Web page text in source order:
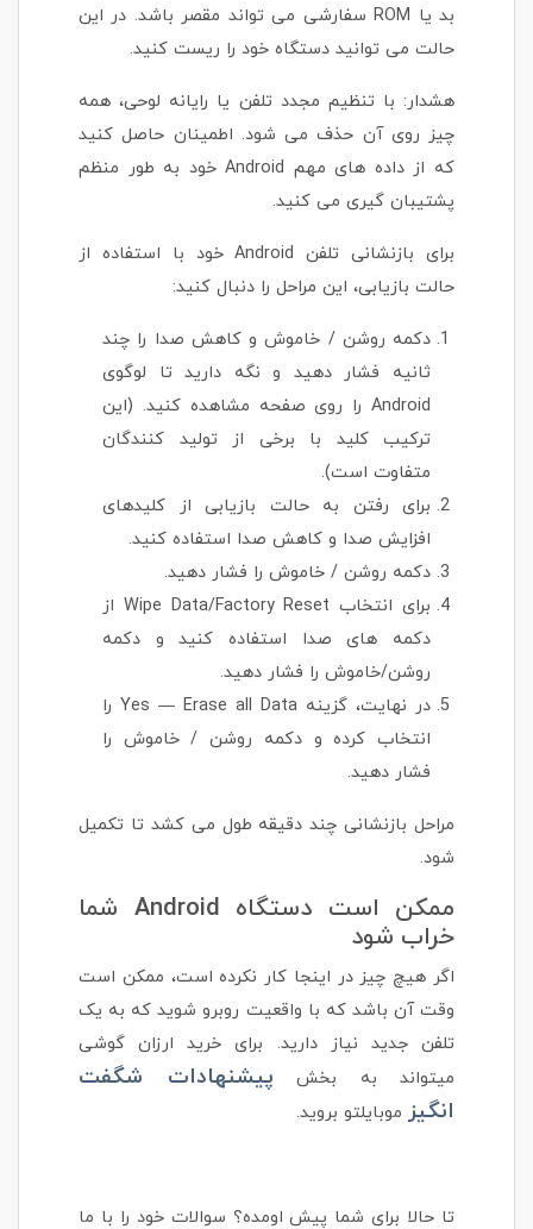
بد یا ROM سفارشی می تواند مقصر باشد. در این
حالت می توانید دستگاه خود را ریست کنید.
هشدار: با تنظیم مجدد تلفن یا رایانه لوحی، همه
چیز روی آن حذف می شود. اطمینان حاصل کنید
که از داده های مهم Android خود به طور منظم
پشتیبان گیری می کنید.
برای بازنشانی تلفن Android خود با استفاده از
حالت بازیابی، این مراحل را دنبال کنید:
دکمه روشن / خاموش و کاهش صدا را چند
ثانیه فشار دهید و نگه دارید تا لوگوی
Android را روی صفحه مشاهده کنید. (این
ترکیب کلید با برخی از تولید کنندگان
متفاوت است).
برای رفتن به حالت بازیابی از کلیدهای
افزایش صدا و کاهش صدا استفاده کنید.
دکمه روشن / خاموش را فشار دهید.
برای انتخاب Wipe Data/Factory Reset از
دکمه های صدا استفاده کنید و دکمه
روشن/خاموش را فشار دهید.
در نهایت، گزینه Yes — Erase all Data را
انتخاب کرده و دکمه روشن / خاموش را
فشار دهید.
مراحل بازنشانی چند دقیقه طول می کشد تا تکمیل
شود.
ممکن است دستگاه Android شما
خراب شود
اگر هیچ چیز در اینجا کار نکرده است، ممکن است
وقت آن باشد که با واقعیت روبرو شوید که به یک
تلفن جدید نیاز دارید. برای خرید ارزان گوشی
میتواند به بخش پیشنهادات شگفت
انگیز موبایلتو بروید.
تا حالا برای شما پیش اومده؟ سوالات خود را با ما